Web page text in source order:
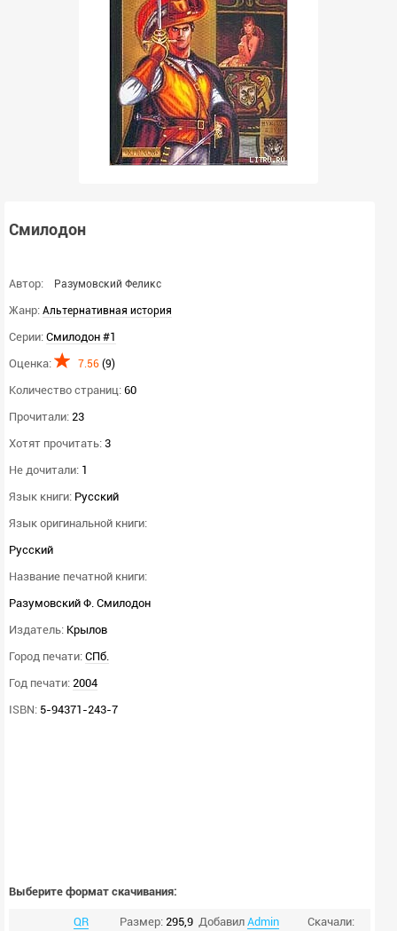
Смилодон
Автор: Разумовский Феликс
Жанр: Альтернативная история
Серии: Смилодон #1
Оценка:
7.56 (9)
Количество страниц: 60
Прочитали: 23
Хотят прочитать: 3
Не дочитали: 1
Язык книги: Русский
Язык оригинальной книги:
Русский
Название печатной книги:
Разумовский Ф. Смилодон
Издатель: Крылов
Город печати: СПб.
Год печати: 2004
ISBN: 5-94371-243-7
Выберите формат скачивания:
QR
Размер: 295,9 Добавил Admin
Скачали: